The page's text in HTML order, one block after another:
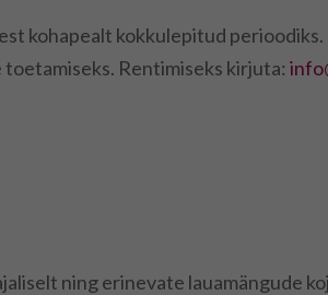
kohapealt kokkulepitud
toetamiseks. Rentimiseks kirjuta:
ning erinevate lauamängude